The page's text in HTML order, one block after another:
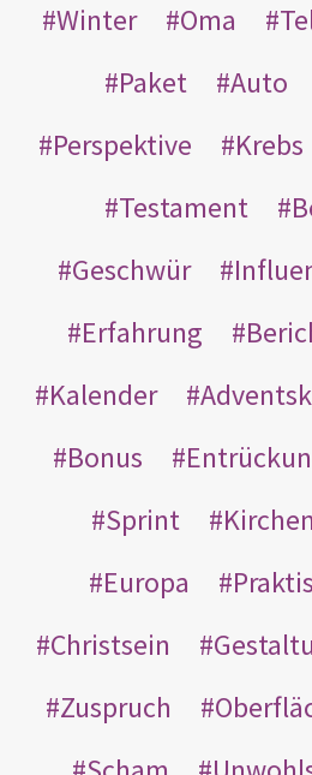
Winter
Oma
Paket
Auto
Perspektive
Krebs
Testament
Geschwür
Erfahrung
Kalender
Bonus
Sprint
Europa
Christsein
Zuspruch